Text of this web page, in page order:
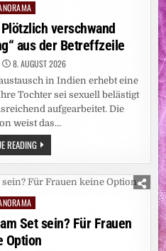
BITTET
UM
SPENDEN
verschwand
aus der Betreffzeile
8. AUGUST 2026
in Indien erhebt eine
Tochter sei sexuell belästigt
aufgearbeitet. Die
weist das…
READINGSCHÜLERAUSTAUSCH:
PLÖTZLICH
VERSCHWAND
BELÄSTIGUNG“
AUS
Set sein? Für Frauen
Option